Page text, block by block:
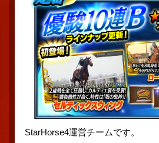
StarHorse4運営チームです。